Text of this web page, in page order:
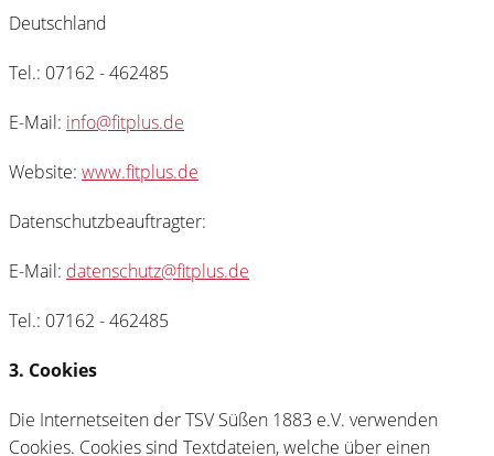
Deutschland
Tel.: 07162 - 462485
E-Mail: info@fitplus.de
Website: www.fitplus.de
Datenschutzbeauftragter:
E-Mail: datenschutz@fitplus.de
Tel.: 07162 - 462485
3. Cookies
Die Internetseiten der TSV Süßen 1883 e.V. verwenden
Cookies. Cookies sind Textdateien, welche über einen